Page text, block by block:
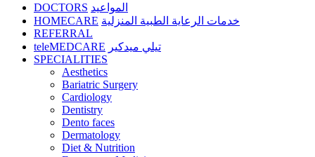
DOCTORS المواعيد
HOMECARE خدمات الرعاية الطبية المنزلية
REFERRAL
teleMEDCARE تيلي ميدكير
SPECIALITIES
Aesthetics
Bariatric Surgery
Cardiology
Dentistry
Dento faces
Dermatology
Diet & Nutrition